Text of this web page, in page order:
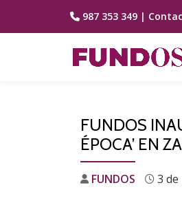
Saltar
987 353 349 |
FUNDOS
ÉPOCA’ EN
FUNDOS 3 de